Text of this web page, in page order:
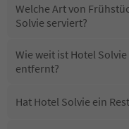
Welche Art von
Solvie serviert?
Wie weit ist Hotel
entfernt?
Hat Hotel Solvie ein